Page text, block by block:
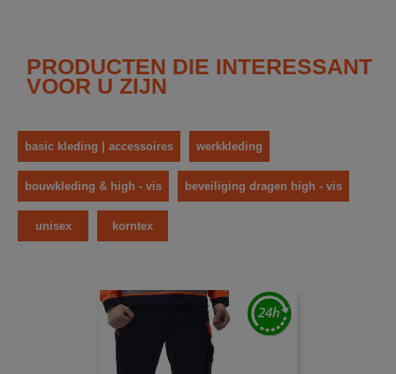
PRODUCTEN DIE INTERESSANT
VOOR U ZIJN
basic kleding | accessoires werkkleding
bouwkleding & high - vis beveiliging dragen high - vis
unisex korntex